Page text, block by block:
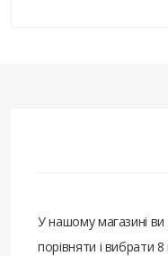
У нашому магазині
порівняти і вибрати